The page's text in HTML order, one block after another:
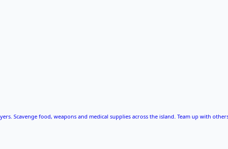
Scavenge food, weapons and medical supplies across the island. Team up with